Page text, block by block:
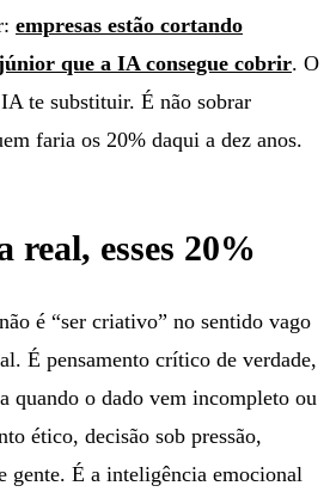
empresas estão cortando
que a IA consegue cobrir. O
te substituir. É não sobrar
faria os 20% daqui a dez anos.
real, esses 20%
é “ser criativo” no sentido vago
É pensamento crítico de verdade,
quando o dado vem incompleto ou
ético, decisão sob pressão,
gente. É a inteligência emocional